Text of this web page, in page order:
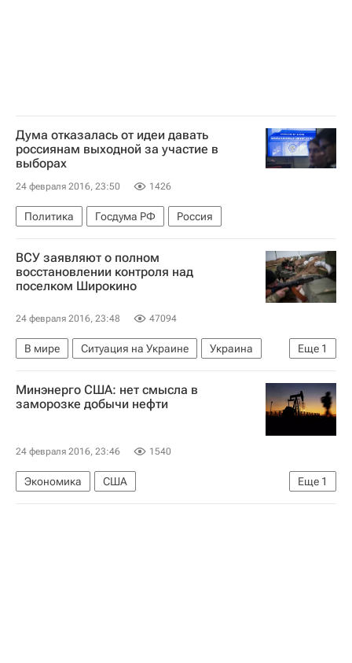
Дума отказалась от идеи давать
россиянам выходной за участие в
выборах
24 февраля 2016, 23:50 1426
Политика Госдума РФ Россия
ВСУ заявляют о полном
восстановлении контроля над
поселком Широкино
24 февраля 2016, 23:48 47094
Еще 1
В мире Ситуация на Украине
Украина
Донбасс
Минэнерго США: нет смысла в
заморозке добычи нефти
24 февраля 2016, 23:46 1540
Еще 1
Экономика
США
Министерство энергетики США